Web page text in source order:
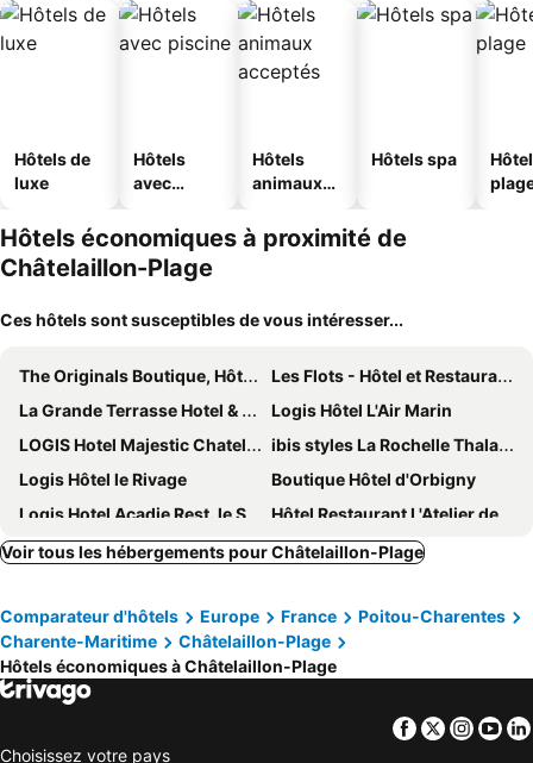
Hôtels de
luxe
Hôtels
avec
Hôtels
animaux
Hôtels spa
Hôtels économiques à proximité de
Châtelaillon-Plage
Ces hôtels sont susceptibles de vous intéresser...
The Originals Boutique, Hôtel Victoria, Châtelaillon-Plage
Les Flots - Hôtel et Restaurant face à l'océan - Châtelaillon-Plage
La Grande Terrasse Hotel & Spa La Rochelle - MGallery Collection
Logis Hôtel L'Air Marin
LOGIS Hotel Majestic Chatelaillon Plage - La Rochelle
ibis styles La Rochelle Thalasso Chatelaillon
Logis Hôtel le Rivage
Boutique Hôtel d'Orbigny
Logis Hotel Acadie Rest. le Saint-Victor
Hôtel Restaurant L'Atelier des Cousins
House With 2 Bedrooms In Châtelaillon-plage, With Furnished Terrace -
Résidence TROUVILLE
hotelF1 La Rochelle Angoulins
Logis de l'Héronière
Camping Paradis 5 étoiles A La Corniche La Rochelle Angoulins
L'Air Marin
Kyriad Direct La Rochelle Sud Aytré
Brit Hotel La Rochelle Périgny
La Rocheliere
Voir tous les hébergements pour Châtelaillon-Plage
Comparateur d'hôtels Europe France
Poitou-Charentes
Charente-Maritime
Châtelaillon-Plage
Hôtels économiques à Châtelaillon-Plage
Facebook
Twitter
Choisissez votre pays